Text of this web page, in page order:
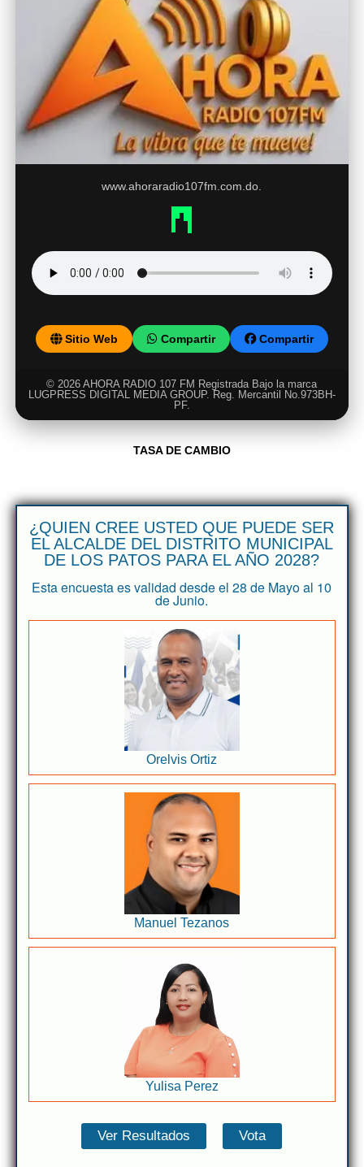
www.ahoraradio107fm.com.do.
Sitio Web Compartir Compartir
© 2026 AHORA RADIO 107 FM Registrada Bajo la marca
LUGPRESS DIGITAL MEDIA GROUP. Reg. Mercantil No.973BH-
PF.
TASA DE CAMBIO
¿QUIEN CREE USTED QUE PUEDE SER
EL ALCALDE DEL DISTRITO MUNICIPAL
DE LOS PATOS PARA EL AÑO 2028?
Esta encuesta es validad desde el 28 de Mayo al 10
de Junio.
Orelvis Ortiz
Manuel Tezanos
Yulisa Perez